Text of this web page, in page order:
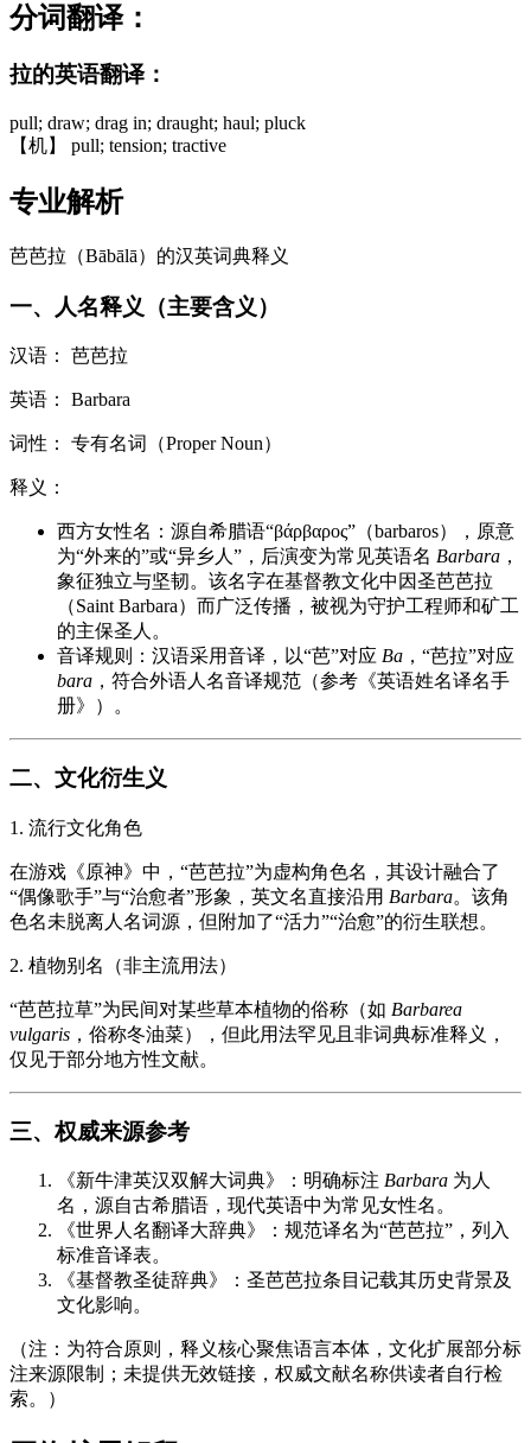
分词翻译：
拉的英语翻译：
pull; draw; drag in; draught; haul; pluck
【机】 pull; tension; tractive
专业解析
芭芭拉（Bābālā）的汉英词典释义
一、人名释义（主要含义）
汉语： 芭芭拉
英语： Barbara
词性： 专有名词（Proper Noun）
释义：
西方女性名：源自希腊语“βάρβαρος”（barbaros），原意
为“外来的”或“异乡人”，后演变为常见英语名 Barbara ，
象征独立与坚韧。该名字在基督教文化中因圣芭芭拉
（Saint Barbara）而广泛传播，被视为守护工程师和矿工
的主保圣人。
音译规则：汉语采用音译，以“芭”对应 Ba ，“芭拉”对应
bara ，符合外语人名音译规范（参考《英语姓名译名手
册》）。
二、文化衍生义
1. 流行文化角色
在游戏《原神》中，“芭芭拉”为虚构角色名，其设计融合了
“偶像歌手”与“治愈者”形象，英文名直接沿用 Barbara。该角
色名未脱离人名词源，但附加了“活力”“治愈”的衍生联想。
2. 植物别名（非主流用法）
“芭芭拉草”为民间对某些草本植物的俗称（如 Barbarea
vulgaris ，俗称冬油菜），但此用法罕见且非词典标准释义，
仅见于部分地方性文献。
三、权威来源参考
《新牛津英汉双解大词典》：明确标注 Barbara 为人
名，源自古希腊语，现代英语中为常见女性名。
《世界人名翻译大辞典》：规范译名为“芭芭拉”，列入
标准音译表。
《基督教圣徒辞典》：圣芭芭拉条目记载其历史背景及
文化影响。
（注：为符合原则，释义核心聚焦语言本体，文化扩展部分标
注来源限制；未提供无效链接，权威文献名称供读者自行检
索。）